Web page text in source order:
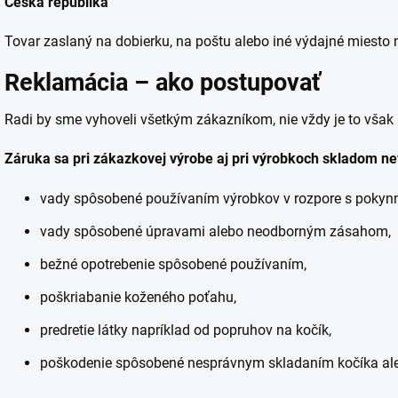
Tovar zaslaný na dobierku, na poštu alebo iné výdajné miesto
Reklamácia – ako postupovať
Radi by sme vyhoveli všetkým zákazníkom, nie vždy je to však
Záruka sa pri zákazkovej výrobe aj pri výrobkoch skladom
vady spôsobené používaním výrobkov v rozpore s
vady spôsobené úpravami alebo neodborným zásahom,
bežné opotrebenie spôsobené používaním,
poškriabanie koženého poťahu,
predretie látky napríklad od popruhov na kočík,
poškodenie spôsobené nesprávnym skladaním kočíka